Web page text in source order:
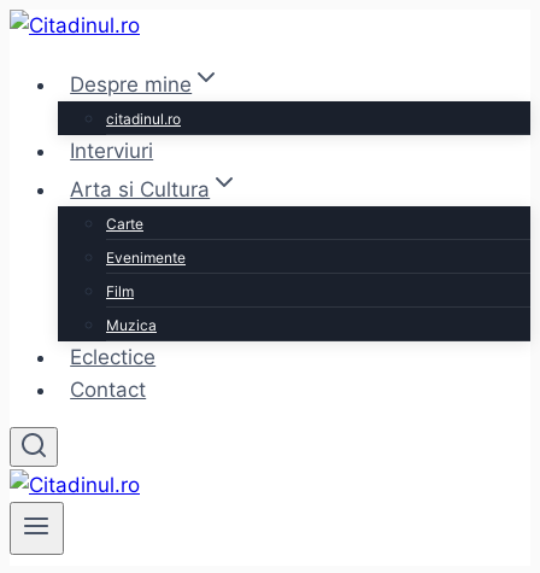
Skip
contentDespre mine
citadinul.ro
Interviuri
Arta si Cultura
Carte
Evenimente
Film
Muzica
Eclectice
Contact